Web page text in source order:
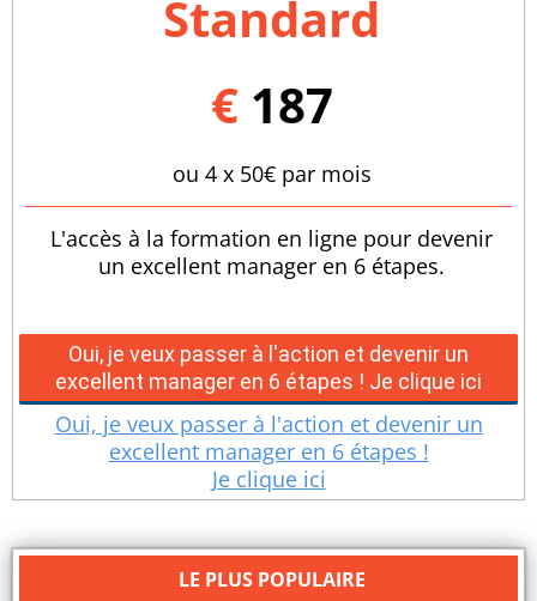
Standard
€ 187
ou 4 x 50€ par mois
L'accès à la formation en ligne pour devenir
un excellent manager en 6 étapes.
Oui, je veux passer à l'action et devenir un
excellent manager en 6 étapes ! Je clique ici
Oui, je veux passer à l'action et devenir un
excellent manager en 6 étapes !
Je clique ici
LE PLUS POPULAIRE